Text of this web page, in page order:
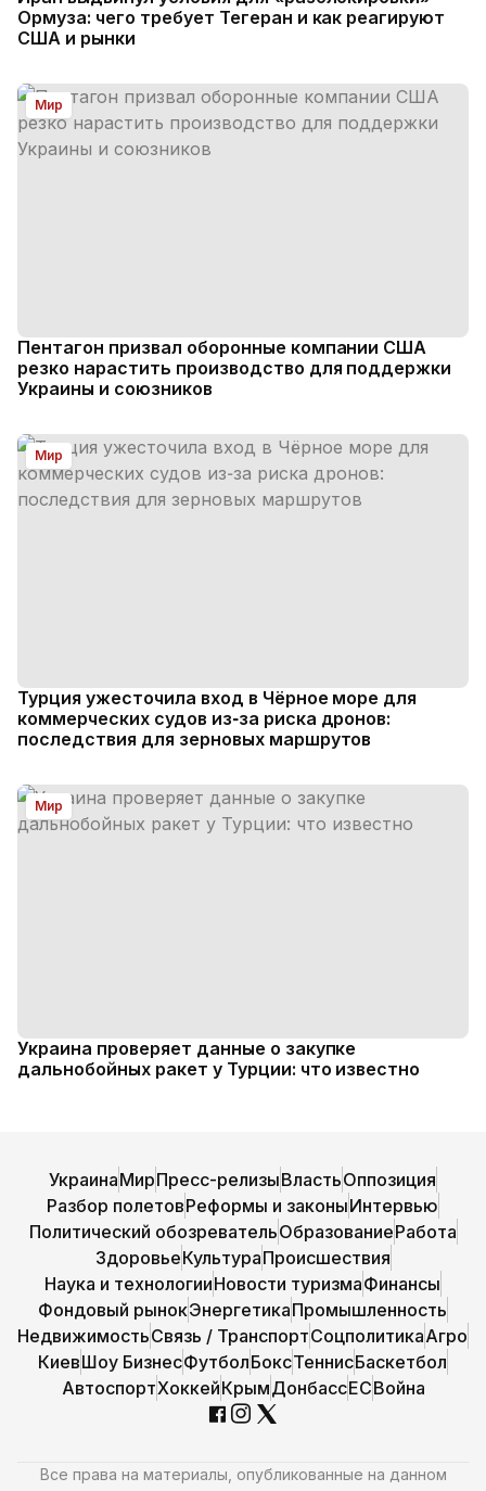
Ормуза: чего требует Тегеран и как реагируют
США и рынки
Мир
Пентагон призвал оборонные компании США
резко нарастить производство для поддержки
Украины и союзников
Мир
Турция ужесточила вход в Чёрное море для
коммерческих судов из‑за риска дронов:
последствия для зерновых маршрутов
Мир
Украина проверяет данные о закупке
дальнобойных ракет у Турции: что известно
УкраинаМирПресс-релизыВластьОппозиция
Разбор полетовРеформы и законыИнтервью
Политический обозревательОбразованиеРабота
ЗдоровьеКультураПроисшествия
Наука и технологииНовости туризмаФинансы
Фондовый рынокЭнергетикаПромышленность
НедвижимостьСвязь / ТранспортСоцполитикаАгро
КиевШоу БизнесФутболБоксТеннисБаскетбол
АвтоспортХоккейКрымДонбассЕСВойна
Все права на материалы, опубликованные на данном